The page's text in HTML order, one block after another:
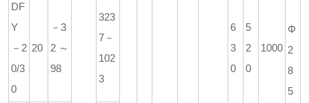
Φ
2
8
5
6
3
0
5
2
0
1000
DF
Y
－2
0/3
0
20
－3
2～
98
323
7－
102
3